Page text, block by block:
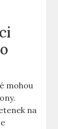
mohou
na